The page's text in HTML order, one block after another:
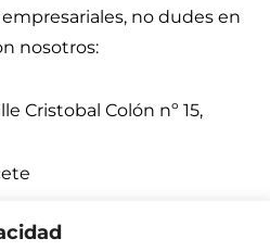
no dudes en
nosotros:
Cristobal Colón nº 15,
967 271 031